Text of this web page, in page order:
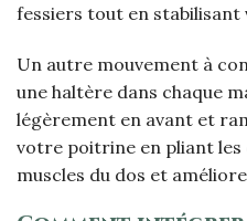
fessiers tout en
Un autre mouvement à
une haltère dans chaque
légèrement en avant et
votre poitrine en pliant les
muscles du dos et